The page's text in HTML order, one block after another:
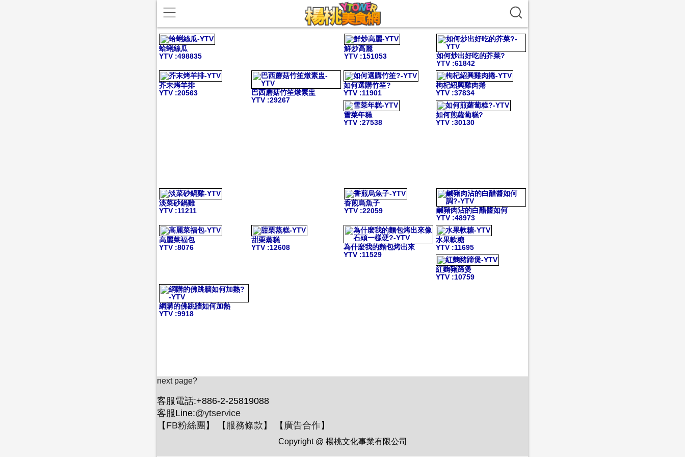
蛤蜊絲瓜
YTV :498835
鮮炒高麗
YTV :151053
如何炒出好吃的芥菜?
YTV :61842
芥末烤羊排
YTV :20563
巴西蘑菇竹笙燉素盅
YTV :29267
如何選購竹笙?
YTV :11901
枸杞紹興雞肉捲
YTV :37834
雪菜年糕
YTV :27538
如何煎蘿蔔糕?
YTV :30130
淡菜砂鍋雞
YTV :11211
香煎烏魚子
YTV :22059
鹹豬肉沾的白醋醬如何
YTV :48973
高麗菜福包
YTV :8076
甜栗蒸糕
YTV :12608
為什麼我的麵包烤出來
YTV :11529
水果軟糖
YTV :11695
紅麴豬蹄煲
YTV :10759
網購的佛跳牆如何加熱
YTV :9918
next page?
客服電話:+886-2-25819088
客服Line:@ytservice
【 FB粉絲團 】 【 服務條款 】 【 廣告合作】
Copyright @ 楊桃文化事業有限公司